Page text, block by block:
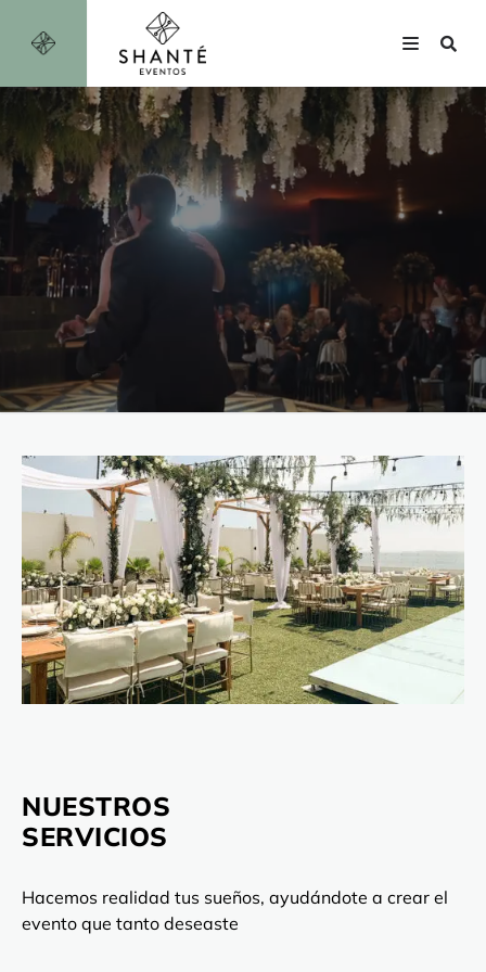
NUESTROS
SERVICIOS
Hacemos realidad tus sueños, ayudándote a crear el
evento que tanto deseaste